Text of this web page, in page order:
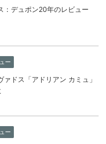
：デュポン20年のレビュー
ー
ドス「アドリアン カミュ」
ー